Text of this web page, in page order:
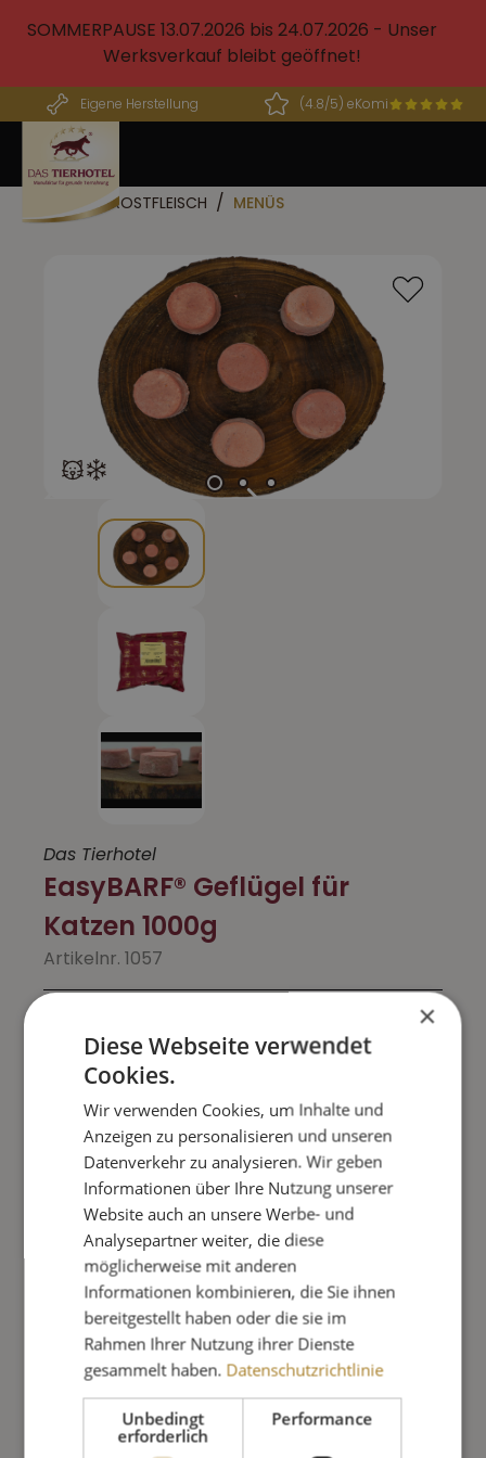
springen
SOMMERPAUSE 13.07.2026 bis 24.07.2026 - Unser
Werksverkauf bleibt geöffnet!
Eigene Herstellung (4.8/5) eKomi
BARF FROSTFLEISCH MENÜS
Bildergalerie überspringen
Das Tierhotel
EasyBARF® Geflügel für
Katzen 1000g
Artikelnr. 1057
100% natürliche Zutaten und ohne
künstliche Zusatzstoffe
4,99 €
Inkl. 7% MwSt. zzgl. Versandkosten
Sofort lieferbarLieferung in 1-3 Tage
Produkt Anzahl: Gib den
IN DEN WARENKORB
×
Diese Webseite verwendet
Cookies.
Wir verwenden Cookies, um Inhalte und
Anzeigen zu personalisieren und unseren
Datenverkehr zu analysieren. Wir geben
Informationen über Ihre Nutzung unserer
Website auch an unsere Werbe- und
Analysepartner weiter, die diese
möglicherweise mit anderen
Informationen kombinieren, die Sie ihnen
bereitgestellt haben oder die sie im
Rahmen Ihrer Nutzung ihrer Dienste
gesammelt haben. Datenschutzrichtlinie
Unbedingt
erforderlich
Performance